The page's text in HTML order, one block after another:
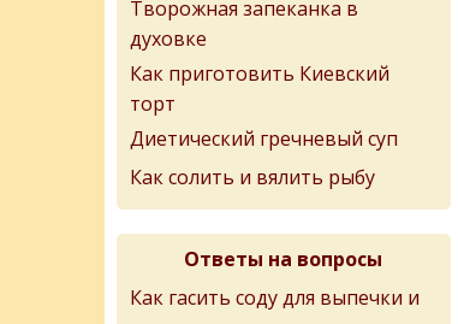
Творожная запеканка в
духовке
Как приготовить Киевский
торт
Диетический гречневый суп
Как солить и вялить рыбу
Ответы на вопросы
Как гасить соду для выпечки и